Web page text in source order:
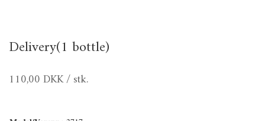
Delivery(1 bottle)
110,00 DKK/ stk.